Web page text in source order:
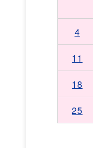
4
11
18
25